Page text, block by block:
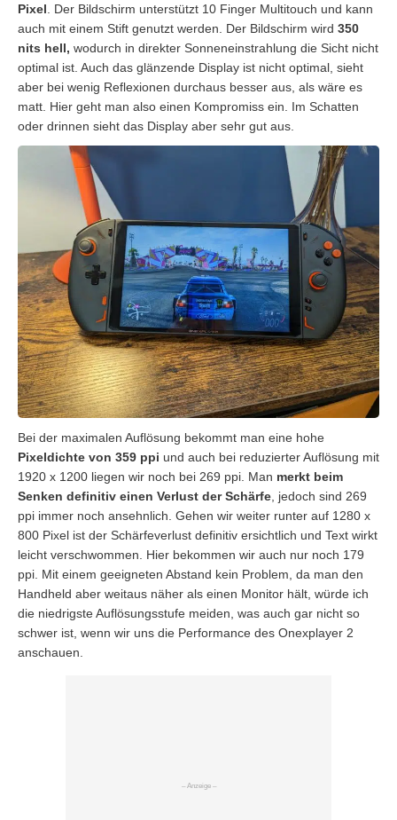
Pixel . Der Bildschirm unterstützt 10 Finger Multitouch und kann
auch mit einem Stift genutzt werden. Der Bildschirm wird 350
nits hell, wodurch in direkter Sonneneinstrahlung die Sicht nicht
optimal ist. Auch das glänzende Display ist nicht optimal, sieht
aber bei wenig Reflexionen durchaus besser aus, als wäre es
matt. Hier geht man also einen Kompromiss ein. Im Schatten
oder drinnen sieht das Display aber sehr gut aus.
Bei der maximalen Auflösung bekommt man eine hohe
Pixeldichte von 359 ppi und auch bei reduzierter Auflösung mit
1920 x 1200 liegen wir noch bei 269 ppi. Man merkt beim
Senken definitiv einen Verlust der Schärfe , jedoch sind 269
ppi immer noch ansehnlich. Gehen wir weiter runter auf 1280 x
800 Pixel ist der Schärfeverlust definitiv ersichtlich und Text wirkt
leicht verschwommen. Hier bekommen wir auch nur noch 179
ppi. Mit einem geeigneten Abstand kein Problem, da man den
Handheld aber weitaus näher als einen Monitor hält, würde ich
die niedrigste Auflösungsstufe meiden, was auch gar nicht so
schwer ist, wenn wir uns die Performance des Onexplayer 2
anschauen.